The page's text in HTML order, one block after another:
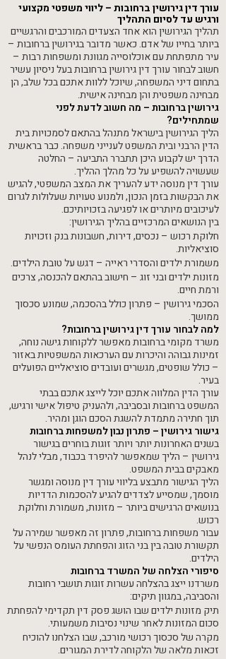
עורך דין גירושין ברחובות – ליווי משפטי מקצועי
ורגיש עד לסיום התהליך
תהליך הגירושין הוא אחד הצעדים המורכבים והרגשיים
ביותר בחייו של אדם. כאשר מדובר בגירושין ברחובות –
עיר מתפתחת עם אוכלוסייה מגוונת ומשפחות רבות –
חשוב לבחור עורך דין גירושין ברחובות בעל ניסיון עשיר
בתחום דיני המשפחה, שיוכל ללוות אתכם בכל שלב, הן
מבחינה משפטית והן מבחינה אישית.
גירושין ברחובות – מה חשוב לדעת לפני
שמתחילים?
הליך הגירושין בישראל מתנהל בהתאם לסמכויות בית
הדין הרבני ובית המשפט לענייני משפחה. כבר בראשית
הדרך יש לקבוע היכן תתברר התביעה – החלטה
שעשויה להשפיע על כל מהלך ההליך.
עורך דין מנוסה ידע להעריך את המצב המשפטי, להגיש
את הבקשות בזמן הנכון, ולמנוע טעויות שעלולות לגרום
לעיכובים מיותרים או לפגיעה בזכויותיכם.
בין הנושאים המרכזיים בהליך הגירושין:
חלוקת רכוש – נכסים, דירות, חשבונות בנק וזכויות
סוציאליות.
משמורת ילדים והסדרי ראייה – דגש על טובת הילדים.
מזונות ילדים ובני זוג – חישוב בהתאם להכנסה, צרכים
ורמת חיים.
הסכמי גירושין – פתרון כולל בהסכמה, שמונע סכסוך
ממושך.
למה לבחור עורך דין גירושין ברחובות?
משרד מקומי ברחובות מאפשר ללקוחות גישה נוחה,
זמינות גבוהה והיכרות עם הערכאות המשפטיות באזור
– כולל שופטים, מגשרים ועובדים סוציאליים הפועלים
בעיר.
עורך הדין המלווה אתכם יוכל לייצג אתכם בבתי
המשפט ברחובות ובסביבה, ולהעניק טיפול אישי ורגיש,
תוך חתירה מתמדת להשגת הסכם הוגן ומהיר.
גישור גירושין – פתרון נבון למשפחות ברחובות
בשנים האחרונות יותר ויותר זוגות בוחרים בגישור
גירושין – הליך שמאפשר להיפרד בכבוד, מבלי לנהל
מאבקים בבית המשפט.
הליך הגישור מתבצע בליווי עורך דין מנוסה ומגשר
מוסמך, שמסייע לצדדים להגיע להסכמות הדדיות
בנושאים הרגישים ביותר – מזונות, משמורת וחלוקת
רכוש.
עבור משפחות ברחובות, פתרון זה מאפשר שמירה על
תקשורת טובה בין בני הזוג והפחתת העומס הנפשי על
הילדים.
סיפורי הצלחה של המשרד ברחובות
משרדנו ייצג בהצלחה עשרות זוגות תושבי רחובות
והסביבה, במגוון תיקים:
תיק מזונות ילדים שבו הושג פסק דין תקדימי להפחתת
סכום המזונות לאחר שינוי נסיבות משמעותי.
מקרה של סכסוך רכושי מורכב, שבו הצלחנו להוכיח
זכאות מלאה של הלקוחה לדירת המגורים.